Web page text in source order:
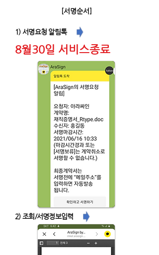
[서명순서]
1) 서명요청 알림톡
8월30일 서비스종료
2) 조회/서명정보입력